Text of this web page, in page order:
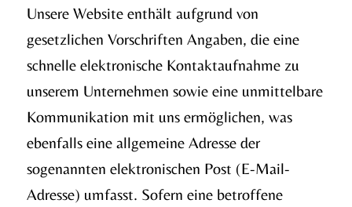
Unsere Website enthält aufgrund von
gesetzlichen Vorschriften Angaben, die eine
schnelle elektronische Kontaktaufnahme zu
unserem Unternehmen sowie eine unmittelbare
Kommunikation mit uns ermöglichen, was
ebenfalls eine allgemeine Adresse der
sogenannten elektronischen Post (E-Mail-
Adresse) umfasst. Sofern eine betroffene